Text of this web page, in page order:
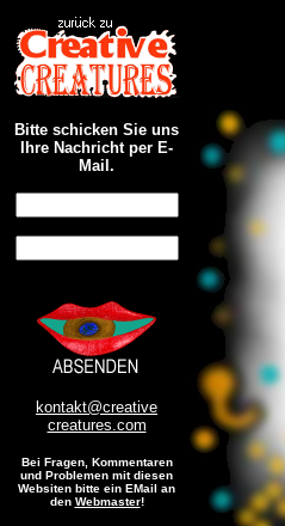
Bitte schicken Sie uns
Ihre Nachricht per E-
Mail.
kontakt@creative
creatures.com
Bei Fragen, Kommentaren
und Problemen mit diesen
Websiten bitte ein EMail an
den Webmaster!